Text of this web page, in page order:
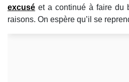
excusé et a continué à faire du
raisons. On espère qu’il se